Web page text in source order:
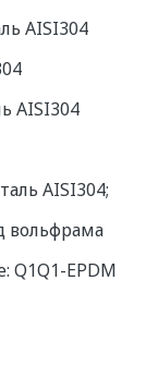
AISI304
AISI304
AISI304;
вольфрама
Q1Q1-EPDM